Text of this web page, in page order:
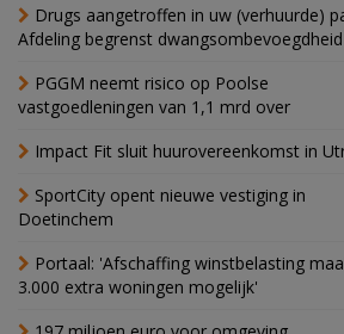
Drugs aangetroffen in uw (verhuurde)
Afdeling begrenst
PGGM neemt risico op Poolse
vastgoedleningen van 1,1 mrd over
Impact Fit sluit huurovereenkomst in
SportCity opent nieuwe vestiging in
Doetinchem
Portaal: 'Afschaffing winstbelasting
3.000 extra woningen mogelijk'